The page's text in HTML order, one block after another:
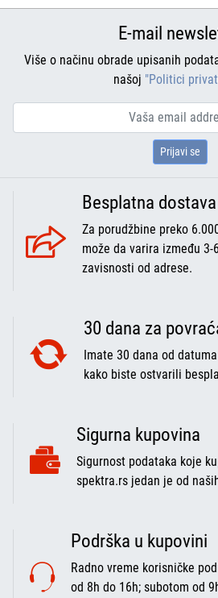
E-mail
Više o načinu obrade upisanih
našoj "Politici
Prijavi se
Besplatna dostava
Za porudžbine preko
može da varira između 3-
zavisnosti od adrese.
30 dana za
Imate 30 dana od
kako biste ostvarili
Sigurna kupovina
Sigurnost podataka koje
spektra.rs jedan je od
Podrška u kupovini
Radno vreme korisničke
od 8h do 16h; subotom od